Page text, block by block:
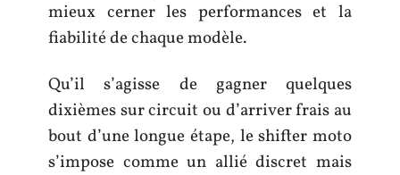
mieux cerner les performances et la
fiabilité de chaque modèle.
Qu’il s’agisse de gagner quelques
dixièmes sur circuit ou d’arriver frais au
bout d’une longue étape, le shifter moto
s’impose comme un allié discret mais